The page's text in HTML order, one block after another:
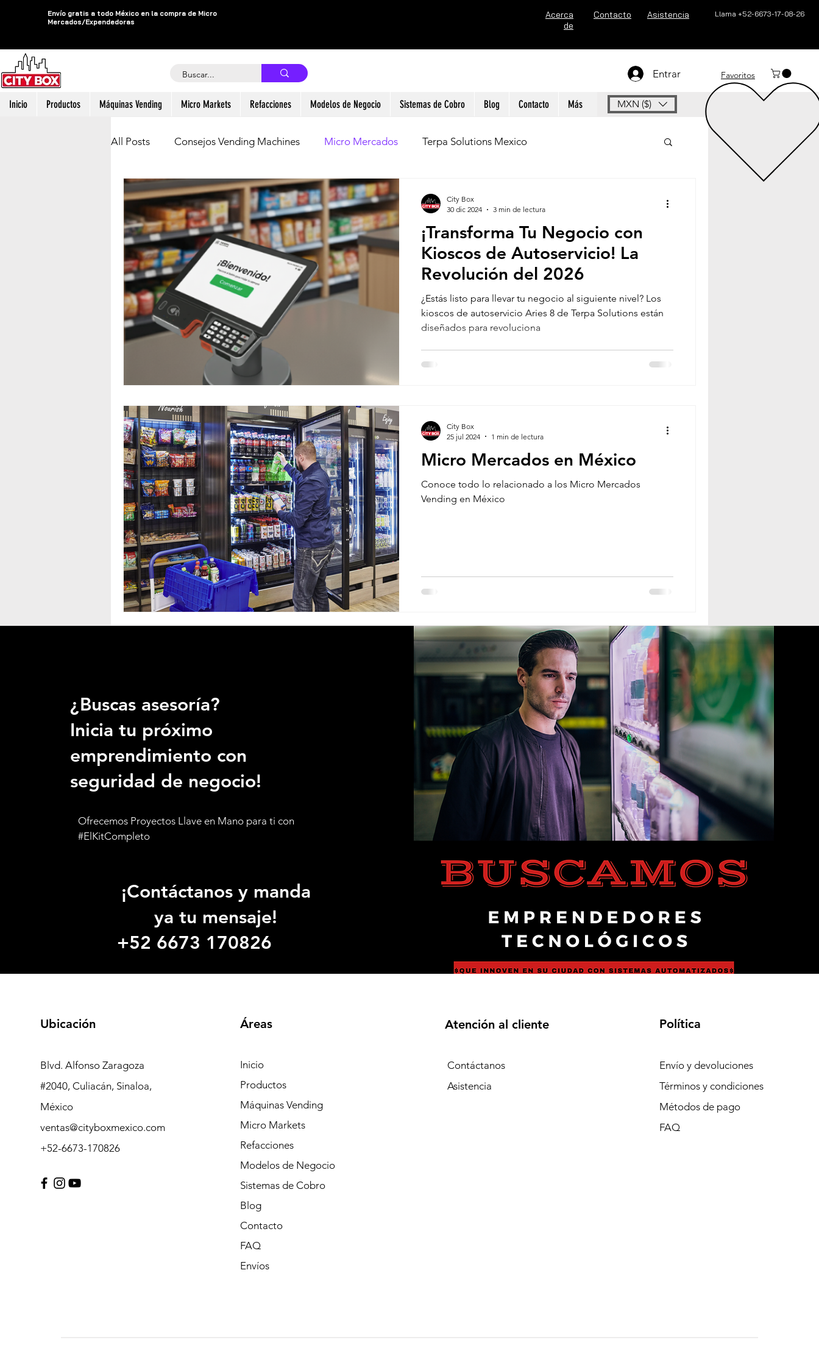
Envío gratis a todo México en la compra de Micro
Mercados/Expendedoras
Acerca
de
Contacto Asistencia Llama +52-6673-17-08-26
Entrar Favoritos
Inicio Productos Máquinas Vending Micro Markets Refacciones Modelos de Negocio Sistemas de Cobro Blog Contacto Más MXN ($)
All Posts Consejos Vending Machines Micro Mercados Terpa Solutions Mexico
¡Transforma Tu Negocio con
Kioscos de Autoservicio! La
Revolución del 2026
¿Estás listo para llevar tu negocio al siguiente nivel? Los
kioscos de autoservicio Aries 8 de Terpa Solutions están
diseñados para revoluciona
City Box
30 dic 2024
3 min de lectura
Micro Mercados en México
Conoce todo lo relacionado a los Micro Mercados
Vending en México
City Box
25 jul 2024
1 min de lectura
¿Buscas asesoría?
Inicia tu próximo
emprendimiento con
seguridad de negocio!
Ofrecemos Proyectos Llave en Mano para ti con
#ElKitCompleto
¡Contáctanos y manda
ya tu mensaje!
+52 6673 170826
Ubicación
Blvd. Alfonso Zaragoza
#2040, Culiacán, Sinaloa,
México
ventas@cityboxmexico.com
+52-6673-170826
Áreas
Inicio
Productos
Máquinas Vending
Micro Markets
Refacciones
Modelos de Negocio
Sistemas de Cobro
Blog
Contacto
FAQ
Envíos
Atención al cliente
Contáctanos
Asistencia
Política
Envío y devoluciones
Términos y condiciones
Métodos de pago
FAQ